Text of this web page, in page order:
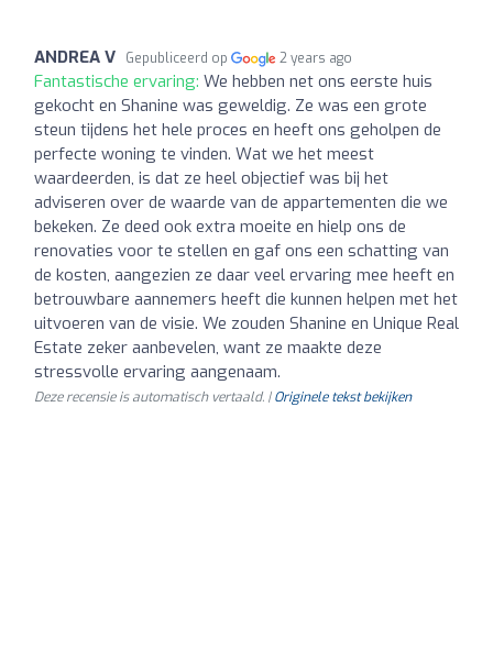
ANDREA V Gepubliceerd op 2 years ago
Fantastische ervaring: We hebben net ons eerste huis
gekocht en Shanine was geweldig. Ze was een grote
steun tijdens het hele proces en heeft ons geholpen de
perfecte woning te vinden. Wat we het meest
waardeerden, is dat ze heel objectief was bij het
adviseren over de waarde van de appartementen die we
bekeken. Ze deed ook extra moeite en hielp ons de
renovaties voor te stellen en gaf ons een schatting van
de kosten, aangezien ze daar veel ervaring mee heeft en
betrouwbare aannemers heeft die kunnen helpen met het
uitvoeren van de visie. We zouden Shanine en Unique Real
Estate zeker aanbevelen, want ze maakte deze
stressvolle ervaring aangenaam.
Deze recensie is automatisch vertaald. |Originele tekst bekijken